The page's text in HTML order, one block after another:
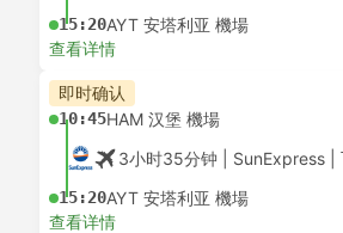
15:20AYT 安塔利亚 機場
查看详情
即时确认
10:45HAM 汉堡 機場
3小时35分钟 | SunExpress
15:20AYT 安塔利亚 機場
查看详情